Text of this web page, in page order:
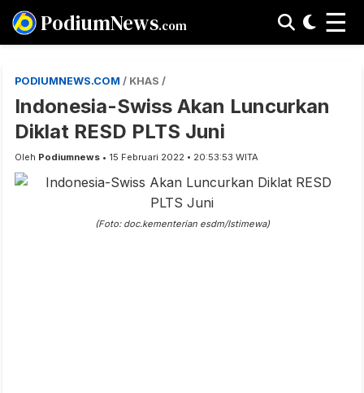
PodiumNews.com ☰
PODIUMNEWS.COM / KHAS /
Indonesia-Swiss Akan Luncurkan
Diklat RESD PLTS Juni
Oleh Podiumnews • 15 Februari 2022 • 20:53:53 WITA
(Foto: doc.kementerian esdm/Istimewa)